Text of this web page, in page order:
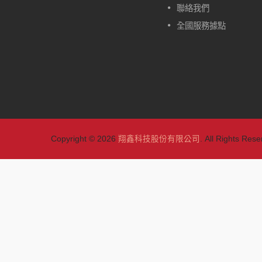
聯絡我們
全國服務據點
的。除了一般型的W417，另外還
W417-CA、W417-HA、W417-
Copyright © 2026 翔鑫科技股份有限公司 . All Rights